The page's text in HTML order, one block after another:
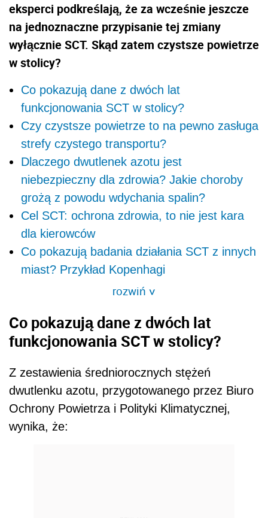
eksperci podkreślają, że za wcześnie jeszcze
na jednoznaczne przypisanie tej zmiany
wyłącznie SCT. Skąd zatem czystsze powietrze
w stolicy?
Co pokazują dane z dwóch lat
funkcjonowania SCT w stolicy?
Czy czystsze powietrze to na pewno zasługa
strefy czystego transportu?
Dlaczego dwutlenek azotu jest
niebezpieczny dla zdrowia? Jakie choroby
grożą z powodu wdychania spalin?
Cel SCT: ochrona zdrowia, to nie jest kara
dla kierowców
Co pokazują badania działania SCT z innych
miast? Przykład Kopenhagi
rozwiń>
Co pokazują dane z dwóch lat
funkcjonowania SCT w stolicy?
Z zestawienia średniorocznych stężeń
dwutlenku azotu, przygotowanego przez Biuro
Ochrony Powietrza i Polityki Klimatycznej,
wynika, że: